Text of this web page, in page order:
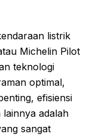
listrik
Michelin Pilot
teknologi
optimal,
efisiensi
lainnya adalah
sangat